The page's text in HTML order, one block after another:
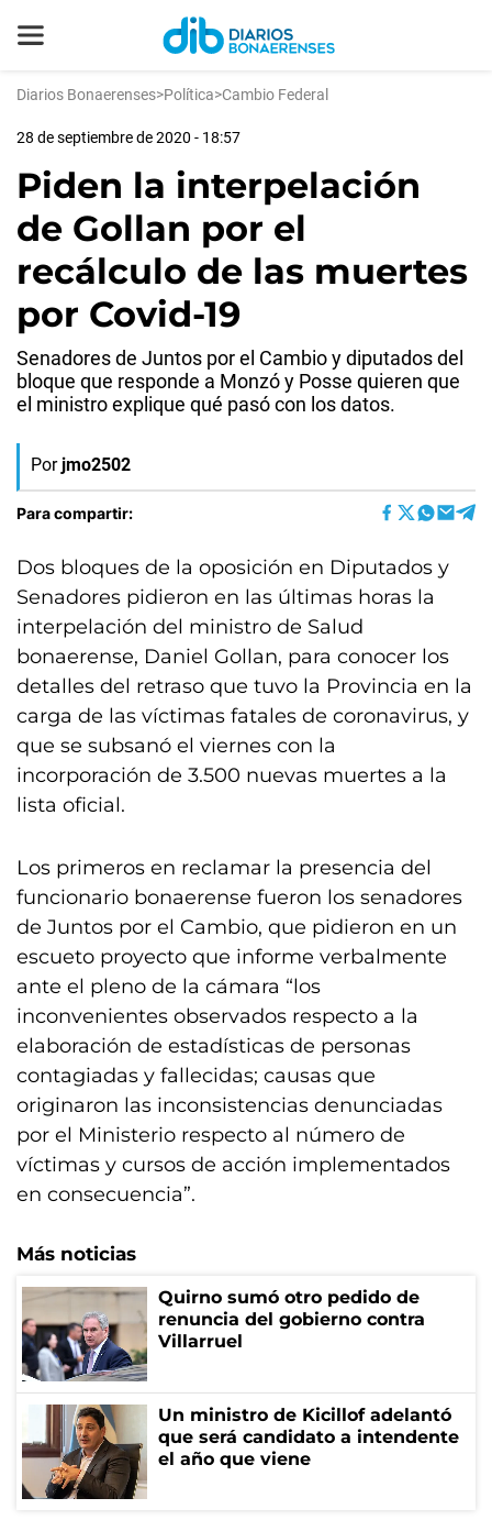
Diarios Bonaerenses>Política>Cambio Federal
28 de septiembre de 2020 - 18:57
Piden la interpelación
de Gollan por el
recálculo de las muertes
por Covid-19
Senadores de Juntos por el Cambio y diputados del
bloque que responde a Monzó y Posse quieren que
el ministro explique qué pasó con los datos.
Por jmo2502
Para compartir:
Dos bloques de la oposición en Diputados y
Senadores pidieron en las últimas horas la
interpelación del ministro de Salud
bonaerense, Daniel Gollan, para conocer los
detalles del retraso que tuvo la Provincia en la
carga de las víctimas fatales de coronavirus, y
que se subsanó el viernes con la
incorporación de 3.500 nuevas muertes a la
lista oficial.
Los primeros en reclamar la presencia del
funcionario bonaerense fueron los senadores
de Juntos por el Cambio, que pidieron en un
escueto proyecto que informe verbalmente
ante el pleno de la cámara “los
inconvenientes observados respecto a la
elaboración de estadísticas de personas
contagiadas y fallecidas; causas que
originaron las inconsistencias denunciadas
por el Ministerio respecto al número de
víctimas y cursos de acción implementados
en consecuencia”.
Más noticias
Quirno sumó otro pedido de
renuncia del gobierno contra
Villarruel
Un ministro de Kicillof adelantó
que será candidato a intendente
el año que viene